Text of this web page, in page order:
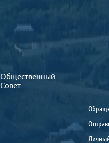
Общественный
Совет